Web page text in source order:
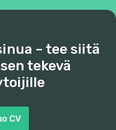
– tee siitä
tekevä
CV